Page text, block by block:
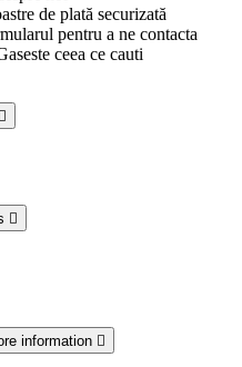
de plată securizată
pentru a ne contacta
ceea ce cauti


information 